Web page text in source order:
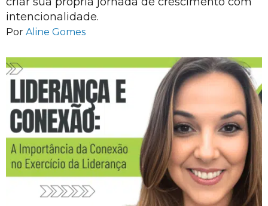
intencionalidade.
Por Aline Gomes